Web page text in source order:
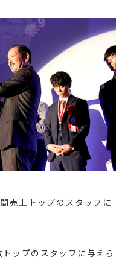
売上トップのスタッフに
ップのスタッフに与えら